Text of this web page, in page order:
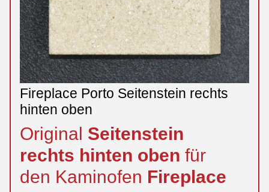
Fireplace Porto Seitenstein rechts
hinten oben
Original Seitenstein
rechts hinten oben für
den Kaminofen Fireplace